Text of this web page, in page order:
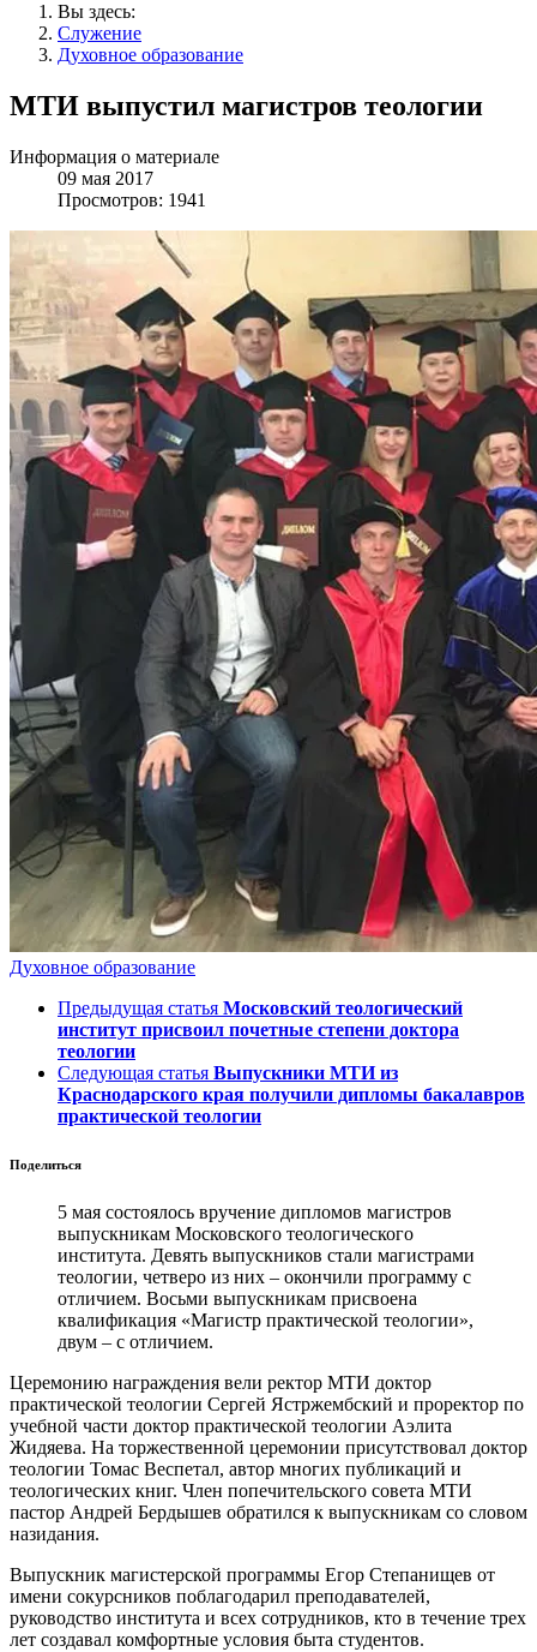
Вы здесь:
Служение
Духовное образование
МТИ выпустил магистров теологии
Информация о материале
09 мая 2017
Просмотров: 1941
Духовное образование
Предыдущая статья Московский теологический
институт присвоил почетные степени доктора
теологии
Следующая статья Выпускники МТИ из
Краснодарского края получили дипломы бакалавров
практической теологии
Поделиться
5 мая состоялось вручение дипломов магистров
выпускникам Московского теологического
института. Девять выпускников стали магистрами
теологии, четверо из них – окончили программу с
отличием. Восьми выпускникам присвоена
квалификация «Магистр практической теологии»,
двум – с отличием.
Церемонию награждения вели ректор МТИ доктор
практической теологии Сергей Ястржембский и проректор по
учебной части доктор практической теологии Аэлита
Жидяева. На торжественной церемонии присутствовал доктор
теологии Томас Веспетал, автор многих публикаций и
теологических книг. Член попечительского совета МТИ
пастор Андрей Бердышев обратился к выпускникам со словом
назидания.
Выпускник магистерской программы Егор Степанищев от
имени сокурсников поблагодарил преподавателей,
руководство института и всех сотрудников, кто в течение трех
лет создавал комфортные условия быта студентов.